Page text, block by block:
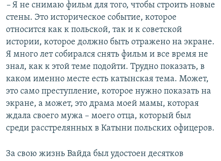
– Я не снимаю фильм для того, чтобы строить новые
стены. Это историческое событие, которое
относится как к польской, так и к советской
истории, которое должно быть отражено на экране.
Я много лет собирался снять фильм и все время не
знал, как к этой теме подойти. Трудно показать, в
каком именно месте есть катынская тема. Может,
это само преступление, которое нужно показать на
экране, а может, это драма моей мамы, которая
ждала своего мужа – моего отца, который был
среди расстрелянных в Катыни польских офицеров.
За свою жизнь Вайда был удостоен десятков